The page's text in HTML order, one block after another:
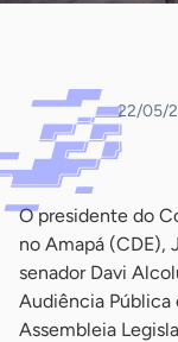
22/05/
O presidente do
no Amapá (CDE),
senador Davi
Audiência Pública
Assembleia